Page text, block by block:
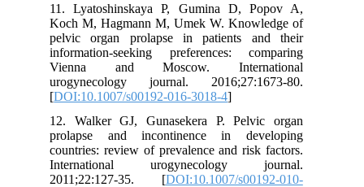
11. Lyatoshinskaya P, Gumina D, Popov A,
Koch M, Hagmann M, Umek W. Knowledge of
pelvic organ prolapse in patients and their
information-seeking preferences: comparing
Vienna and Moscow. International
urogynecology journal. 2016;27:1673-80.
[DOI:10.1007/s00192-016-3018-4
12. Walker GJ, Gunasekera P. Pelvic organ
prolapse and incontinence in developing
countries: review of prevalence and risk factors.
International urogynecology journal.
2011;22:127-35. [DOI:10.1007/s00192-010-